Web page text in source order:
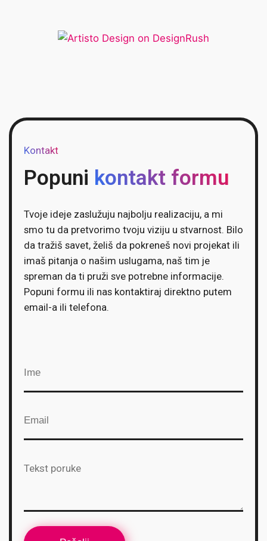
Kontakt
Popuni kontakt formu
Tvoje ideje zaslužuju najbolju realizaciju, a mi
smo tu da pretvorimo tvoju viziju u stvarnost. Bilo
da tražiš savet, želiš da pokreneš novi projekat ili
imaš pitanja o našim uslugama, naš tim je
spreman da ti pruži sve potrebne informacije.
Popuni formu ili nas kontaktiraj direktno putem
email-a ili telefona.